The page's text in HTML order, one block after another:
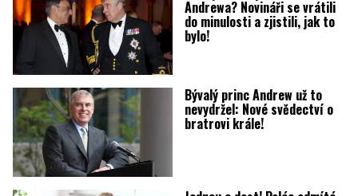
Andrewa? Novináři se vrátili
do minulosti a zjistili, jak to
bylo!
Bývalý princ Andrew už to
nevydržel: Nové svědectví o
bratrovi krále!